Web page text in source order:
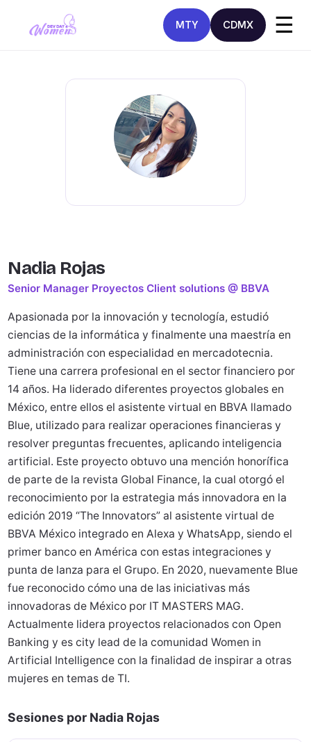
MTY CDMX ☰
Nadia Rojas
Senior Manager Proyectos Client solutions @ BBVA
Apasionada por la innovación y tecnología, estudió
ciencias de la informática y finalmente una maestría en
administración con especialidad en mercadotecnia.
Tiene una carrera profesional en el sector financiero por
14 años. Ha liderado diferentes proyectos globales en
México, entre ellos el asistente virtual en BBVA llamado
Blue, utilizado para realizar operaciones financieras y
resolver preguntas frecuentes, aplicando inteligencia
artificial. Este proyecto obtuvo una mención honorífica
de parte de la revista Global Finance, la cual otorgó el
reconocimiento por la estrategia más innovadora en la
edición 2019 “The Innovators” al asistente virtual de
BBVA México integrado en Alexa y WhatsApp, siendo el
primer banco en América con estas integraciones y
punta de lanza para el Grupo. En 2020, nuevamente Blue
fue reconocido cómo una de las iniciativas más
innovadoras de México por IT MASTERS MAG.
Actualmente lidera proyectos relacionados con Open
Banking y es city lead de la comunidad Women in
Artificial Intelligence con la finalidad de inspirar a otras
mujeres en temas de TI.
Sesiones por Nadia Rojas